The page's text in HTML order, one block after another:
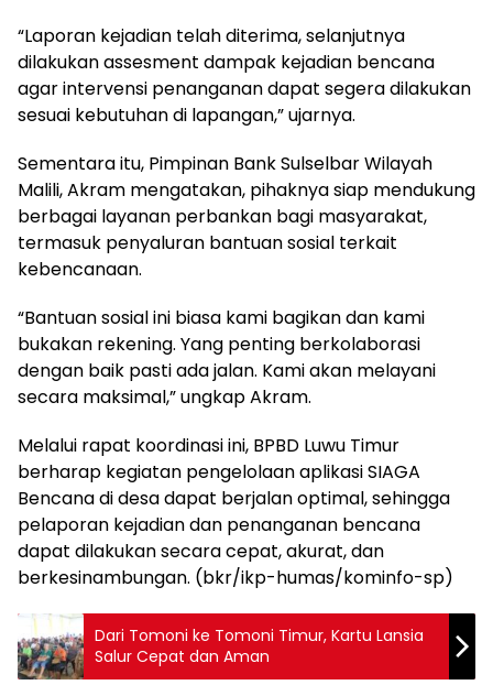
“Laporan kejadian telah diterima, selanjutnya
dilakukan assesment dampak kejadian bencana
agar intervensi penanganan dapat segera dilakukan
sesuai kebutuhan di lapangan,” ujarnya.
Sementara itu, Pimpinan Bank Sulselbar Wilayah
Malili, Akram mengatakan, pihaknya siap mendukung
berbagai layanan perbankan bagi masyarakat,
termasuk penyaluran bantuan sosial terkait
kebencanaan.
“Bantuan sosial ini biasa kami bagikan dan kami
bukakan rekening. Yang penting berkolaborasi
dengan baik pasti ada jalan. Kami akan melayani
secara maksimal,” ungkap Akram.
Melalui rapat koordinasi ini, BPBD Luwu Timur
berharap kegiatan pengelolaan aplikasi SIAGA
Bencana di desa dapat berjalan optimal, sehingga
pelaporan kejadian dan penanganan bencana
dapat dilakukan secara cepat, akurat, dan
berkesinambungan. (bkr/ikp-humas/kominfo-sp)
Dari Tomoni ke Tomoni Timur, Kartu Lansia
Salur Cepat dan Aman ‎